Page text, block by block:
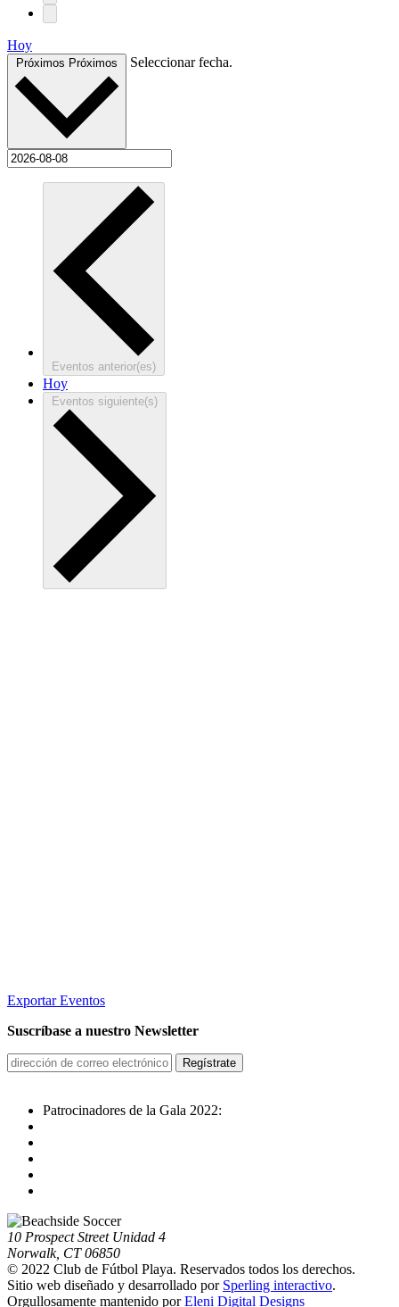
Hoy
Próximos Próximos Seleccionar fecha.
Eventos anterior(es)
Hoy
Eventos siguiente(s)
Exportar Eventos
Suscríbase a nuestro Newsletter
Patrocinadores de la Gala 2022:
10 Prospect Street Unidad 4
Norwalk, CT 06850
© 2022 Club de Fútbol Playa. Reservados todos los derechos.
Sitio web diseñado y desarrollado por Sperling interactivo.
Orgullosamente mantenido porEleni Digital Designs